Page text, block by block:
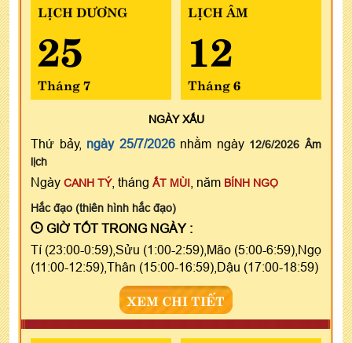
LỊCH DƯƠNG
25
Tháng 7
LỊCH ÂM
12
Tháng 6
NGÀYXẤU
Thứ bảy, ngày 25/7/2026nhằm ngày 12/6/2026 Âm
lịch
Ngày CANH TÝ, tháng ẤT MÙI , năm BÍNH NGỌ
Hắc đạo (thiên hình hắc đạo)
GIỜ TỐT TRONG NGÀY :
Tí (23:00-0:59),Sửu (1:00-2:59),Mão (5:00-6:59),Ngọ
(11:00-12:59),Thân (15:00-16:59),Dậu (17:00-18:59)
XEM CHI TIẾT